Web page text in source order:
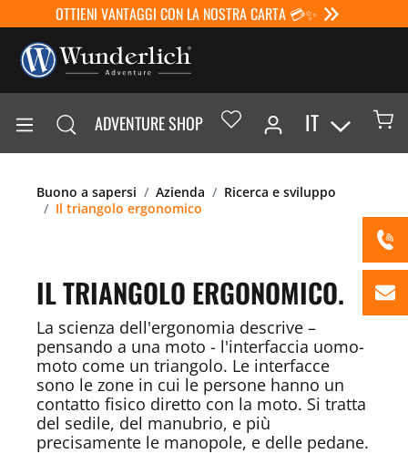
OTTIENI VANTAGGI CON LA NOSTRA CARTA 💳✨
ADVENTURE SHOP IT
Buono a sapersi Azienda
Ricerca e sviluppo
Il triangolo ergonomico
IL TRIANGOLO ERGONOMICO.
La scienza dell'ergonomia descrive –
pensando a una moto - l'interfaccia uomo-
moto come un triangolo. Le interfacce
sono le zone in cui le persone hanno un
contatto fisico diretto con la moto. Si tratta
del sedile, del manubrio, e più
precisamente le manopole, e delle pedane.